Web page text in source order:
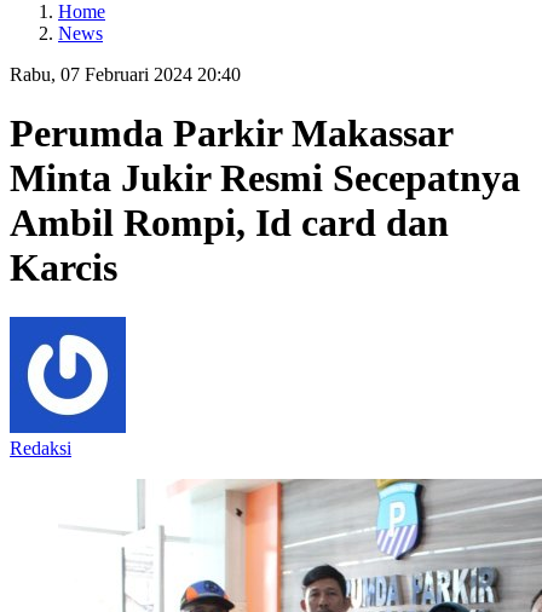
Home
News
Rabu, 07 Februari 2024 20:40
Perumda Parkir Makassar
Minta Jukir Resmi Secepatnya
Ambil Rompi, Id card dan
Karcis
Redaksi